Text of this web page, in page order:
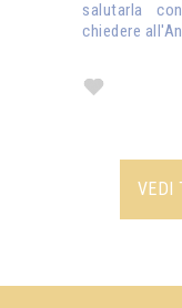
salutarla
chiedere
VEDI